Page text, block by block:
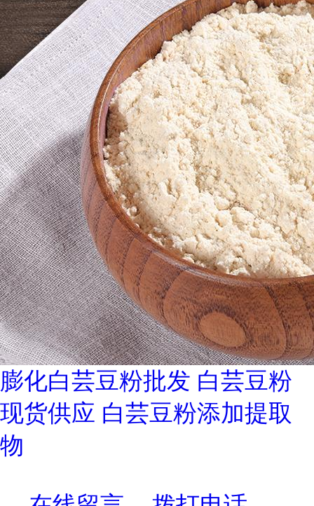
膨化白芸豆粉批发 白芸豆粉
现货供应 白芸豆粉添加提取
物